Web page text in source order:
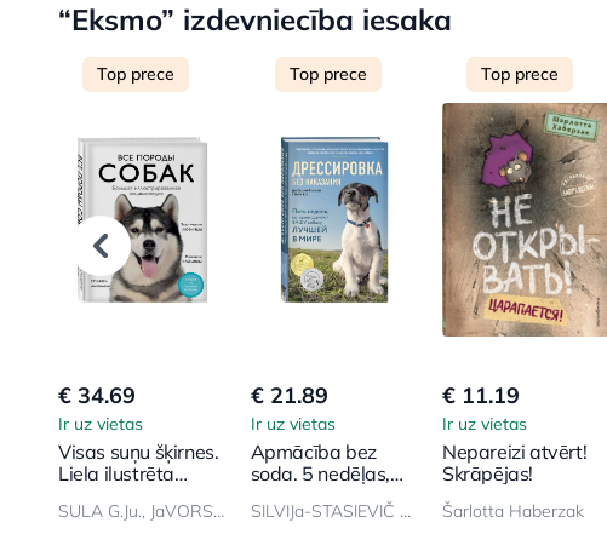
“Eksmo” izdevniecība iesaka
Top prece
€ 34.69
Ir uz vietas
Visas suņu šķirnes.
Liela ilustrēta
SULA G.Ju., JaVORSKAJa-MILEŠKINA
Top prece
€ 21.89
Ir uz vietas
Apmācība bez
soda. 5 nedēļas,
kas padarīs jūsu
suni par labāko
SILVIJa-STASIEVIČ D., KEJ L.
Top prece
€ 11.19
Ir uz vietas
Nepareizi atvērt!
Skrāpējas!
Šarlotta Haberzak